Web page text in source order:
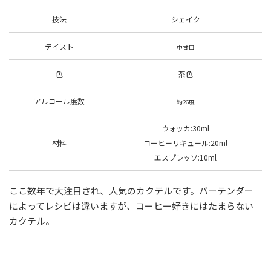
技法 シェイク
テイスト 中甘口
色 茶色
アルコール度数 約26度
材料
ウォッカ:30ml
コーヒーリキュール:20ml
エスプレッソ:10ml
ここ数年で大注目され、人気のカクテルです。バーテンダー
によってレシピは違いますが、コーヒー好きにはたまらない
カクテル。